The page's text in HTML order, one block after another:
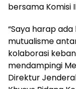
bersama Komisi II
“Saya harap
mutualisme
kolaborasi
mendampingi
Direktur